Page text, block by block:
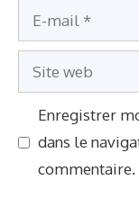
mail
Site
web
Enregistrer
dans le
commentaire.